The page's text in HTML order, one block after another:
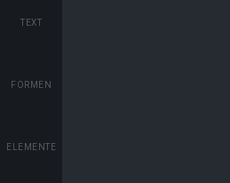
TEXT
FORMEN
ELEMENTE